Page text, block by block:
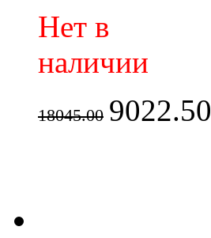
Нет в
наличии
18045.00 9022.50